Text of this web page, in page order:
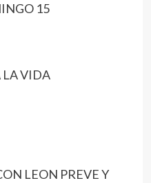
15
LA VIDA
LEON PREVE Y